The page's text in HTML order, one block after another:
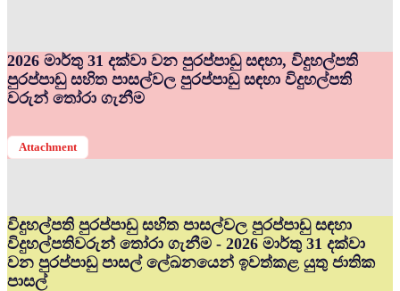
2026 මාර්තු 31 දක්වා වන පුරප්පාඩු සඳහා, විදුහල්පති
පුරප්පාඩු සහිත පාසල්වල පුරප්පාඩු සඳහා විදුහල්පති
වරුන් තෝරා ගැනීම
Attachment
විදුහල්පති පුරප්පාඩු සහිත පාසල්වල පුරප්පාඩු සඳහා
විදුහල්පතිවරුන් තෝරා ගැනීම - 2026 මාර්තු 31 දක්වා
වන පුරප්පාඩු පාසල් ලේඛනයෙන් ඉවත්කළ යුතු ජාතික
පාසල්